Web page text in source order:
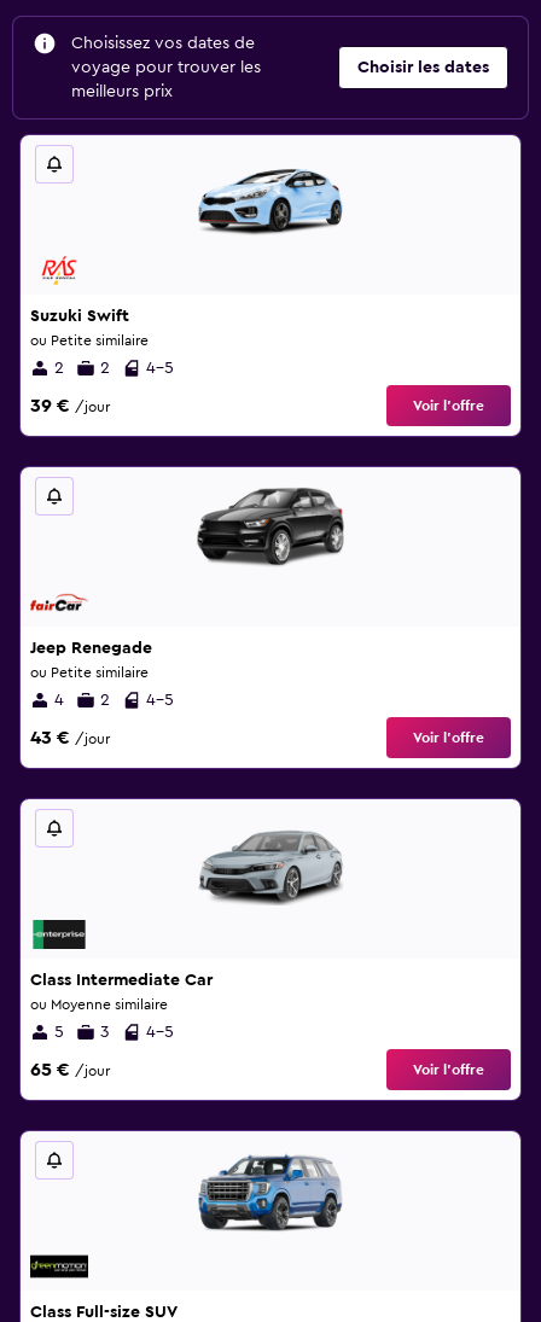
Choisissez vos dates de
voyage pour trouver les
meilleurs prix
Choisir les dates
Suzuki Swift
ou Petite similaire
2 2 4-5
39 € /jour Voir l’offre
Jeep Renegade
ou Petite similaire
4 2 4-5
43 € /jour Voir l’offre
Class Intermediate Car
ou Moyenne similaire
5 3 4-5
65 € /jour Voir l’offre
Class Full-size SUV